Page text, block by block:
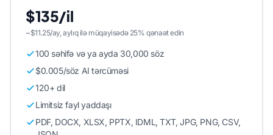
$135/il
~$11.25/ay, aylıq ilə müqayisədə 25% qənaət edin
100 səhifə və ya ayda 30,000 söz
$0.005/söz AI tərcüməsi
120+ dil
Limitsiz fayl yaddaşı
PDF, DOCX, XLSX, PPTX, IDML, TXT, JPG, PNG, CSV,